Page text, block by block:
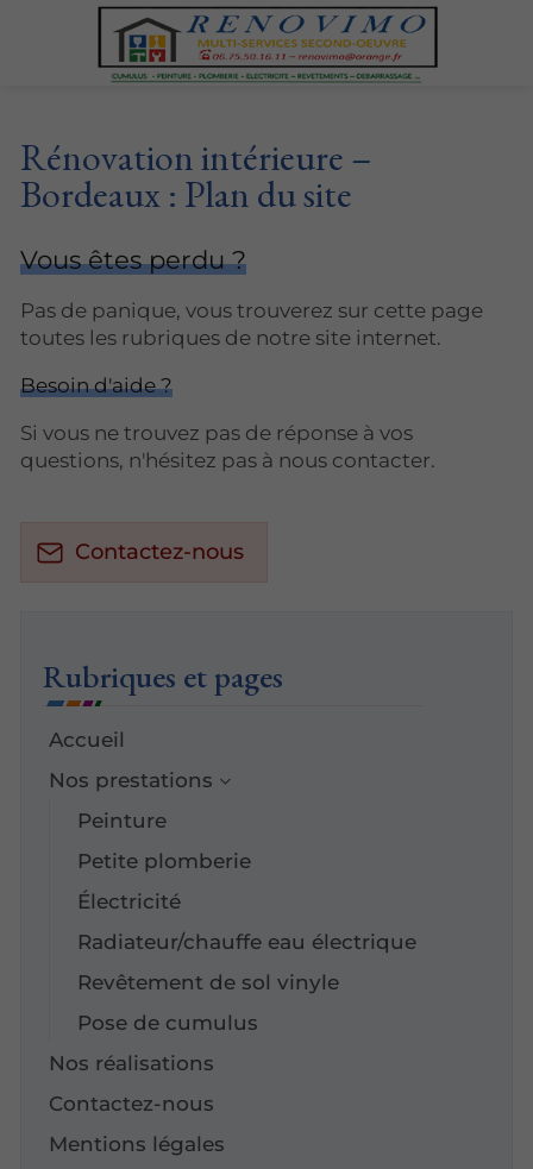
Rénovation intérieure –
Bordeaux : Plan du site
Vous êtes perdu ?
Pas de panique, vous trouverez sur cette page
toutes les rubriques de notre site internet.​​
Besoin d'aide ?
Si vous ne trouvez pas de réponse à vos
questions, n'hésitez pas à nous contacter.
Contactez-nous
Rubriques et pages
Accueil
Nos prestations
Peinture
Petite plomberie
Électricité
Radiateur/chauffe eau électrique
Revêtement de sol vinyle
Pose de cumulus
Nos réalisations
Contactez-nous
Mentions légales